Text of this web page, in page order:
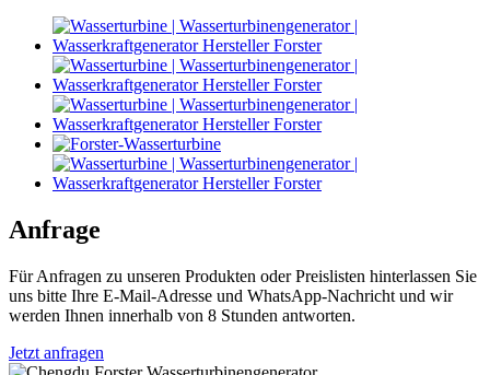
Anfrage
Für Anfragen zu unseren Produkten oder Preislisten hinterlassen Sie
uns bitte Ihre E-Mail-Adresse und WhatsApp-Nachricht und wir
werden Ihnen innerhalb von 8 Stunden antworten.
Jetzt anfragen